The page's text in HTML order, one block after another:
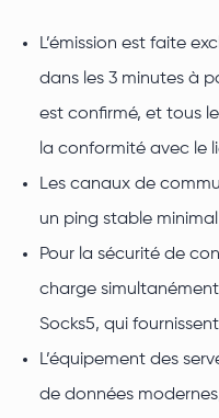
L’émission est faite
dans les 3 minutes à
est confirmé, et tous
la conformité avec le
Les canaux de
un ping stable
Pour la sécurité de
charge
Socks5, qui
L’équipement des
de données